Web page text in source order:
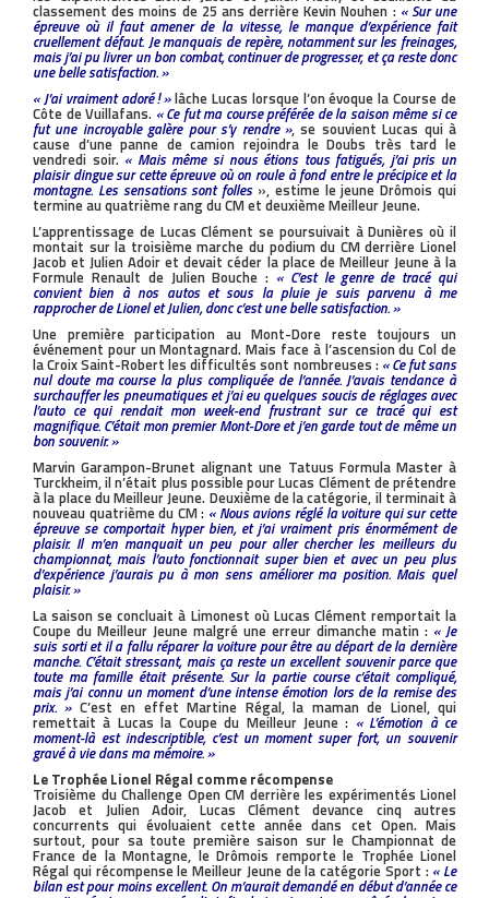
classement des moins de 25 ans derrière Kevin Nouhen : « Sur une
épreuve où il faut amener de la vitesse, le manque d’expérience fait
cruellement défaut. Je manquais de repère, notamment sur les freinages,
mais j’ai pu livrer un bon combat, continuer de progresser, et ça reste donc
une belle satisfaction. »
« J’ai vraiment adoré ! »lâche Lucas lorsque l’on évoque la Course de
Côte de Vuillafans. « Ce fut ma course préférée de la saison même si ce
fut une incroyable galère pour s’y rendre », se souvient Lucas qui à
cause d’une panne de camion rejoindra le Doubs très tard le
vendredi soir.« Mais même si nous étions tous fatigués, j’ai pris un
plaisir dingue sur cette épreuve où on roule à fond entre le précipice et la
montagne. Les sensations sont folles », estime le jeune Drômois qui
termine au quatrième rang du CM et deuxième Meilleur Jeune.
L’apprentissage de Lucas Clément se poursuivait à Dunières où il
montait sur la troisième marche du podium du CM derrière Lionel
Jacob et Julien Adoir et devait céder la place de Meilleur Jeune à la
Formule Renault de Julien Bouche : « C’est le genre de tracé qui
convient bien à nos autos et sous la pluie je suis parvenu à me
rapprocher de Lionel et Julien, donc c’est une belle satisfaction. »
Une première participation au Mont-Dore reste toujours un
événement pour un Montagnard. Mais face à l’ascension du Col de
la Croix Saint-Robert les difficultés sont nombreuses : « Ce fut sans
nul doute ma course la plus compliquée de l’année. J’avais tendance à
surchauffer les pneumatiques et j’ai eu quelques soucis de réglages avec
l’auto ce qui rendait mon week-end frustrant sur ce tracé qui est
magnifique. C’était mon premier Mont-Dore et j’en garde tout de même un
bon souvenir. »
Marvin Garampon-Brunet alignant une Tatuus Formula Master à
Turckheim, il n’était plus possible pour Lucas Clément de prétendre
à la place du Meilleur Jeune. Deuxième de la catégorie, il terminait à
nouveau quatrième du CM : « Nous avions réglé la voiture qui sur cette
épreuve se comportait hyper bien, et j’ai vraiment pris énormément de
plaisir. Il m’en manquait un peu pour aller chercher les meilleurs du
championnat, mais l’auto fonctionnait super bien et avec un peu plus
d’expérience j’aurais pu à mon sens améliorer ma position. Mais quel
plaisir. »
La saison se concluait à Limonest où Lucas Clément remportait la
Coupe du Meilleur Jeune malgré une erreur dimanche matin : « Je
suis sorti et il a fallu réparer la voiture pour être au départ de la dernière
manche. C’était stressant, mais ça reste un excellent souvenir parce que
toute ma famille était présente. Sur la partie course c’était compliqué,
mais j’ai connu un moment d’une intense émotion lors de la remise des
prix. » C’est en effet Martine Régal, la maman de Lionel, qui
remettait à Lucas la Coupe du Meilleur Jeune : « L’émotion à ce
moment-là est indescriptible, c’est un moment super fort, un souvenir
gravé à vie dans ma mémoire. »
Le Trophée Lionel Régal comme récompense
Troisième du Challenge Open CM derrière les expérimentés Lionel
Jacob et Julien Adoir, Lucas Clément devance cinq autres
concurrents qui évoluaient cette année dans cet Open. Mais
surtout, pour sa toute première saison sur le Championnat de
France de la Montagne, le Drômois remporte le Trophée Lionel
Régal qui récompense le Meilleur Jeune de la catégorie Sport : « Le
bilan est pour moins excellent. On m’aurait demandé en début d’année ce